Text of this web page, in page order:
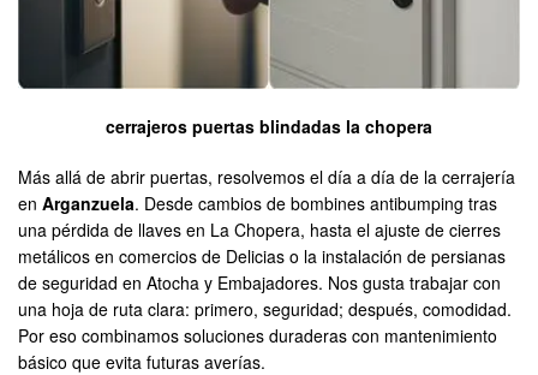
cerrajeros puertas blindadas la chopera
Más allá de abrir puertas, resolvemos el día a día de la cerrajería
en Arganzuela. Desde cambios de bombines antibumping tras
una pérdida de llaves en La Chopera, hasta el ajuste de cierres
metálicos en comercios de Delicias o la instalación de persianas
de seguridad en Atocha y Embajadores. Nos gusta trabajar con
una hoja de ruta clara: primero, seguridad; después, comodidad.
Por eso combinamos soluciones duraderas con mantenimiento
básico que evita futuras averías.